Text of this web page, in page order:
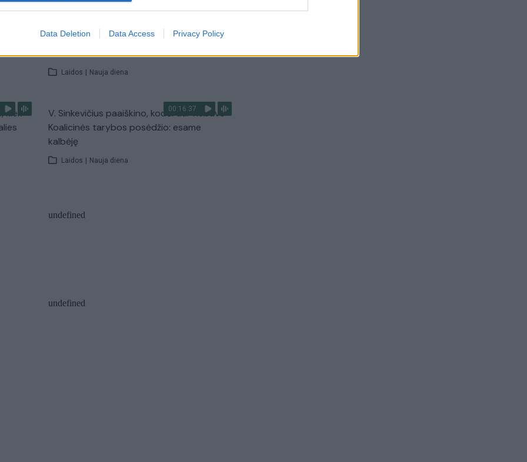
Data Deletion Data Access Privacy Policy
vertinantis šaulys: nustokime apgaudinėti
save
Laidos | Nauja diena
kiek
00:16:37
V. Sinkevičius paaiškino, kodėl dar nebuvo
Koalicinės tarybos posėdžio: esame
kalbėję
Laidos | Nauja diena